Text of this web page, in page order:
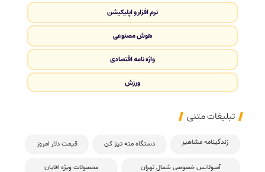
نرم افزار و اپلیکیشن
هوش مصنوعی
واژه نامه اقتصادی
ورزش
تبلیغات متنی
زندگینامه مشاهیر دستگاه مته تیز کن قیمت دلار امروز
آمبولانس خصوصی شمال تهران محصولات ویژه اقایان